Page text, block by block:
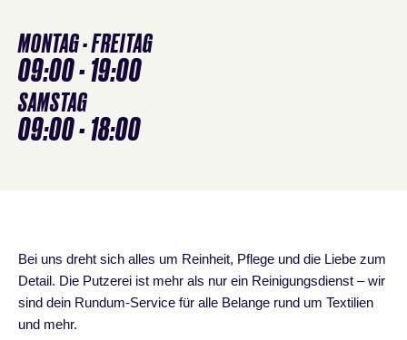
MONTAG - FREITAG
09:00 - 19:00
SAMSTAG
09:00 - 18:00
Bei uns dreht sich alles um Reinheit, Pflege und die Liebe zum
Detail. Die Putzerei ist mehr als nur ein Reinigungsdienst – wir
sind dein Rundum-Service für alle Belange rund um Textilien
und mehr.